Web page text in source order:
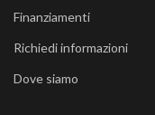
Finanziamenti
Richiedi informazioni
Dove siamo